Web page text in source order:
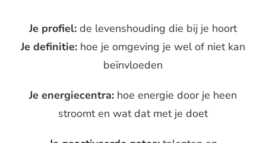
Je profiel: de levenshouding die bij je hoort
Je definitie: hoe je omgeving je wel of niet kan
beïnvloeden
Je energiecentra: hoe energie door je heen
stroomt en wat dat met je doet